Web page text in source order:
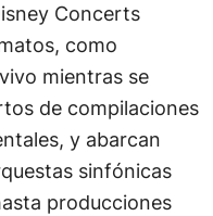
Concerts
como
mientras se
de compilaciones
y abarcan
sinfónicas
producciones